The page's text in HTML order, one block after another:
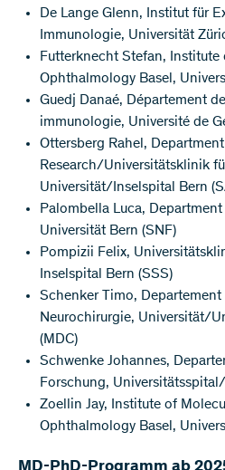
De Lange Glenn, Institut für
Immunologie, Universität
Futterknecht Stefan, Institute
Ophthalmology Basel,
Guedj Danaé, Département
immunologie, Université de
Ottersberg Rahel,
Research/Universitätsklinik
Universität/Inselspital Bern
Palombella Luca,
Universität Bern (SNF)
Pompizii Felix,
Inselspital Bern (SSS)
Schenker Timo,
Neurochirurgie, Universität/
(MDC)
Schwenke Johannes,
Forschung,
Zoellin Jay, Institute of
Ophthalmology Basel,